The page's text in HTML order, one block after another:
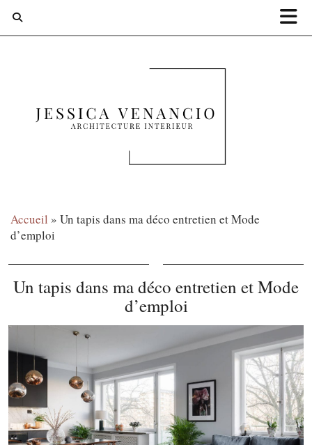
Accueil » Un tapis dans ma déco entretien et Mode
d’emploi
Un tapis dans ma déco entretien et Mode
d’emploi